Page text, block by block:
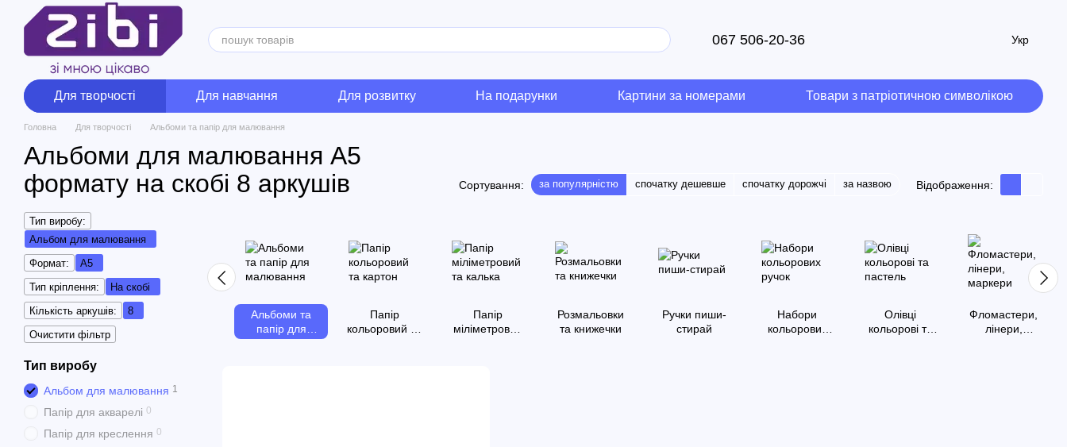
Перейти до основного контенту
067 506-20-36 Укр
Для творчості Для навчання Для розвитку На подарунки Картини за номерами Товари з патріотичною символікою
Головна Для творчості Альбоми та папір для малювання
Альбоми для малювання А5
формату на скобі 8 аркушів
Сортування: за популярністю спочатку дешевше спочатку дорожчі за назвою Відображення:
Альбоми та
папір для
малювання
Папір
кольоровий та
Папір
міліметровий
Розмальовки
та книжечки
Ручки пиши-
стирай
Набори
кольорових
Олівці
кольорові та
Фломастери,
лінери,
Тип виробу:
Альбом для малювання
Формат:
А5
Тип кріплення:
На скобі
Кількість аркушів:
8
Очистити фільтр
Тип виробу
Альбом для малювання 1
Папір для акварелі 0
Папір для креслення 0